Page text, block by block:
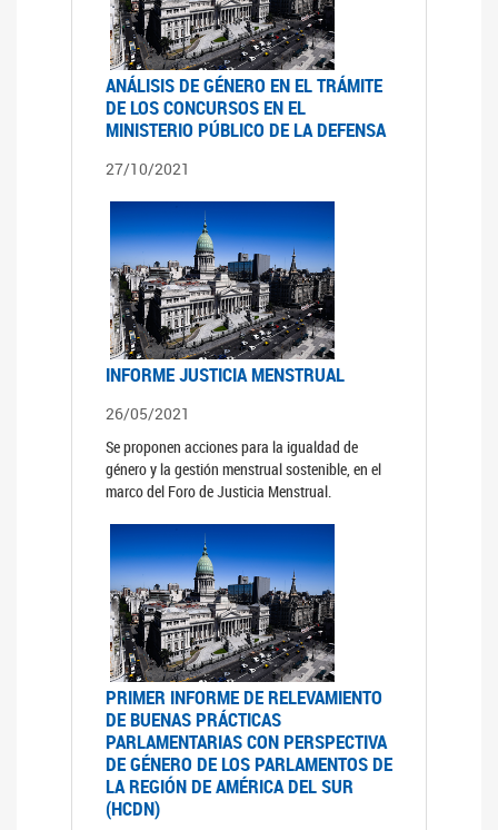
ANÁLISIS DE GÉNERO EN EL TRÁMITE
DE LOS CONCURSOS EN EL
MINISTERIO PÚBLICO DE LA DEFENSA
27/10/2021
INFORME JUSTICIA MENSTRUAL
26/05/2021
Se proponen acciones para la igualdad de
género y la gestión menstrual sostenible, en el
marco del Foro de Justicia Menstrual.
PRIMER INFORME DE RELEVAMIENTO
DE BUENAS PRÁCTICAS
PARLAMENTARIAS CON PERSPECTIVA
DE GÉNERO DE LOS PARLAMENTOS DE
LA REGIÓN DE AMÉRICA DEL SUR
(HCDN)